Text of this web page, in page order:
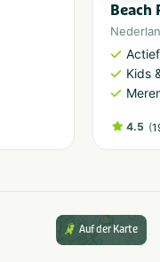
Beach
Kids
4.5 (
Auf der Karte